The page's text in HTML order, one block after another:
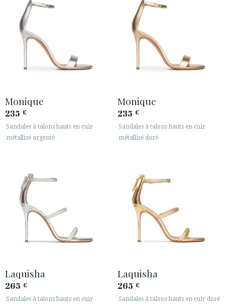
Monique
235 €
Sandales à talons hauts en cuir
métallisé argenté
Monique
235 €
Sandales à talons hauts en cuir
métallisé doré
Laquisha
265 €
Sandales à talons hauts en cuir
Laquisha
265 €
Sandales à talons hauts en cuir doré